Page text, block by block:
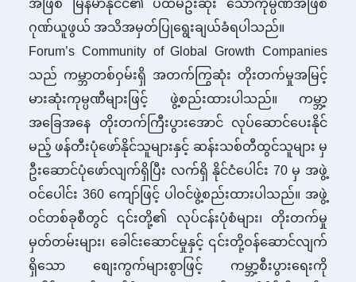
အဖြစ် မြန်မာနိုင်ငံ၏ ပထမဦးဆုံး သောကုမ္ပဏီအဖြစ်
ဂုဏ်ယူဖွယ် အသိအမှတ်ပြုရွေးချယ်ခံရပါသည်။
Forum’s Community of Global Growth Companies
သည် ကမ္ဘာတစ်ဝှမ်းရှိ အတက်ကြွဆုံး တိုးတက်မှုအမြင့်
မားဆုံးကုမ္ပဏီများဖြင့် ဖွဲ့စည်းထားပါသည်။ ကမ္ဘာ့
အခြေအနေ တိုးတက်ကြီးပွားအောင် လုပ်ဆောင်ပေးနိုင်
မည့် ဖန်တီးပုံဖော်နိုင်သူများနှင့် ဆန်းသစ်တီထွင်သူများ မှ
ဦးဆောင်ပုံဖော်လျက်ရှိပြီး လက်ရှိ နိုင်ငံပေါင်း 70 မှ အဖွဲ့
ဝင်ပေါင်း 360 ကျော်ဖြင့် ပါဝင်ဖွဲ့စည်းထားပါသည်။ အဖွဲ့
ဝင်တစ်ခုစီတွင် ၎င်းတို့၏ လုပ်ငန်းပုံစံများ၊ တိုးတက်မှု
မှတ်တမ်းများ၊ ခေါင်းဆောင်မှုနှင့် ၎င်းတို့ဝန်ဆောင်လျက်
ရှိသော စျေးကွက်များစွာဖြင့် ကမ္ဘာ့စီးပွားရေးကို